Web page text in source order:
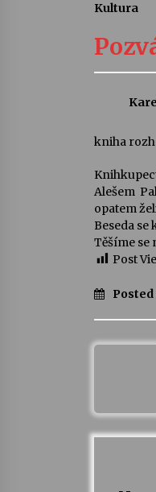
Kultura
kniha
Alešem
opatem
Beseda se
Těšíme se
Post